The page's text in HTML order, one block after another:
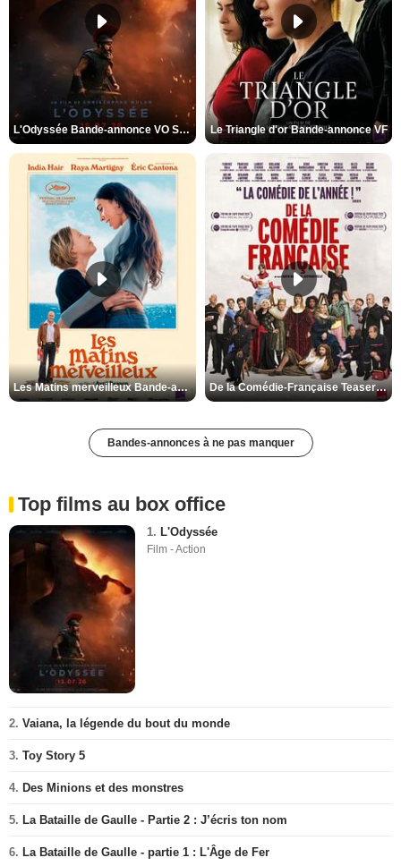
L'Odyssée Bande-annonce VO STFR Le Triangle d'or Bande-annonce VF
Les Matins merveilleux Bande-annonce VF De la Comédie-Française Teaser VF
Bandes-annonces à ne pas manquer
Top films au box office
1. L'Odyssée
Film - Action
2. Vaiana, la légende du bout du monde
3. Toy Story 5
4. Des Minions et des monstres
5. La Bataille de Gaulle - Partie 2 : J’écris ton nom
6. La Bataille de Gaulle - partie 1 : L'Âge de Fer